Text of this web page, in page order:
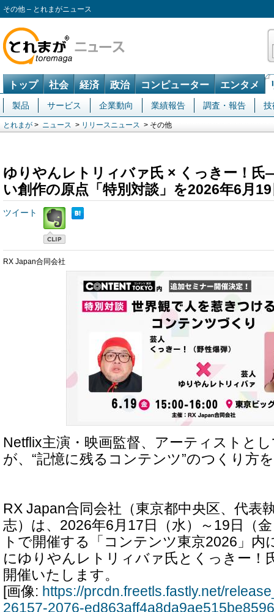
その他 – とれまがニュース
トップ 社会 経済 政治 コンピューター エンタメ
製品 サービス 企業動向 業績報告 調査・報告 技
とれまが > ニュース > リリースニュース > その他
ゆりやんレトリィバァ氏 × くっきー！
い創作の原点「特別対談」を2026年6月
ツイート
RX Japan合同会社
Netflix主演・映画監督、アーティストと
が、“記憶に残るコンテンツ”のつくり方
RX Japan合同会社（東京都中央区、代表
志）は、2026年6月17日（水）～19日（
トで開催する「コンテンツ東京2026」内
にゆりやんレトリィバァ氏とくっきー！
開催いたします。
[画像: https://prcdn.freetls.fastly.net/
26157-2076-